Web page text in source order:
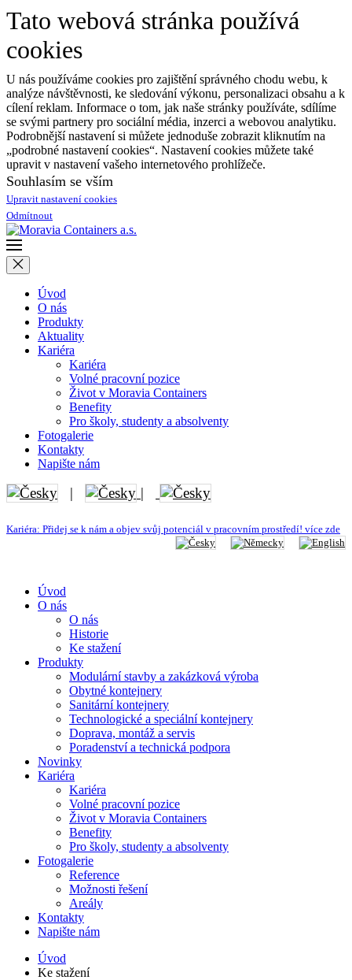
Tato webová stránka používá
cookies
U nás používáme cookies pro zajištění správného chodu webu, k
analýze návštěvnosti, ke sledování výkonu, personalizaci obsahu a k
cílení reklam. Informace o tom, jak naše stránky používáte, sdílíme
se svými partnery pro sociální média, inzerci a webovou analytiku.
Podrobnější nastavení si můžete jednoduše zobrazit kliknutím na
„podrobné nastavení cookies“. Nastavení cookies můžete také
upravit v nastavení vašeho internetového prohlížeče.
Souhlasím se vším
Upravit nastavení cookies
Odmítnout
Úvod
O nás
Produkty
Aktuality
Kariéra
Kariéra
Volné pracovní pozice
Život v Moravia Containers
Benefity
Pro školy, studenty a absolventy
Fotogalerie
Kontakty
Napište nám
| |
Kariéra: Přidej se k nám a objev svůj potenciál v pracovním prostředí! více zde
Úvod
O nás
O nás
Historie
Ke stažení
Produkty
Modulární stavby a zakázková výroba
Obytné kontejnery
Sanitární kontejnery
Technologické a speciální kontejnery
Doprava, montáž a servis
Poradenství a technická podpora
Novinky
Kariéra
Kariéra
Volné pracovní pozice
Život v Moravia Containers
Benefity
Pro školy, studenty a absolventy
Fotogalerie
Reference
Možnosti řešení
Areály
Kontakty
Napište nám
Úvod
Ke stažení